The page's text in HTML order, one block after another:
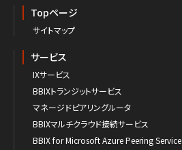
Topページ
サイトマップ
サービス
IXサービス
BBIXトランジットサービス
マネージドピアリングルータ
BBIXマルチクラウド接続サービス
BBIX for Microsoft Azure Peering Service